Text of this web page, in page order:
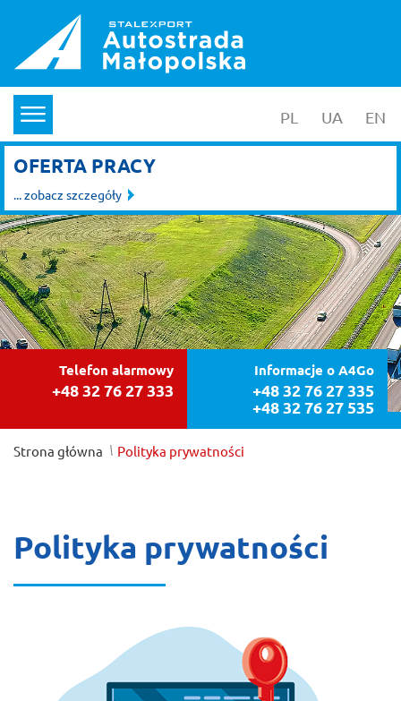
PL wersja polska
UA EN
menu
OFERTA PRACY
... zobacz szczegóły
Telefon alarmowy
+48 32 76 27 333
Informacje o A4Go
+48 32 76 27 335
+48 32 76 27 535
Strona główna /
Polityka prywatności
Polityka prywatności